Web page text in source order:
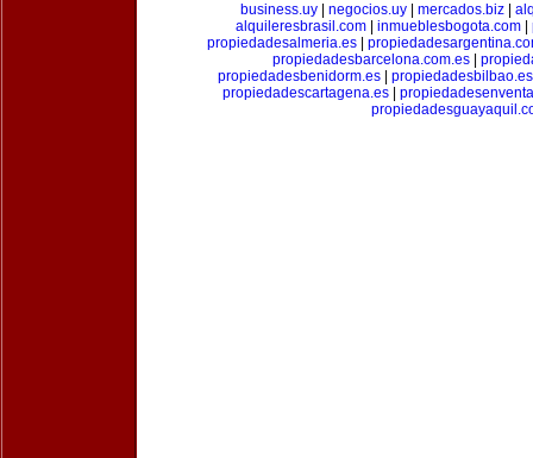
business.uy| negocios.uy| mercados.biz|
alquileresbrasil.com| inmueblesbogota.com|
propiedadesalmeria.es
propiedadesbarcelona.com.es|
propiedadesbenidorm.es
propiedadesbilbao.es
propiedadescartagena.es|